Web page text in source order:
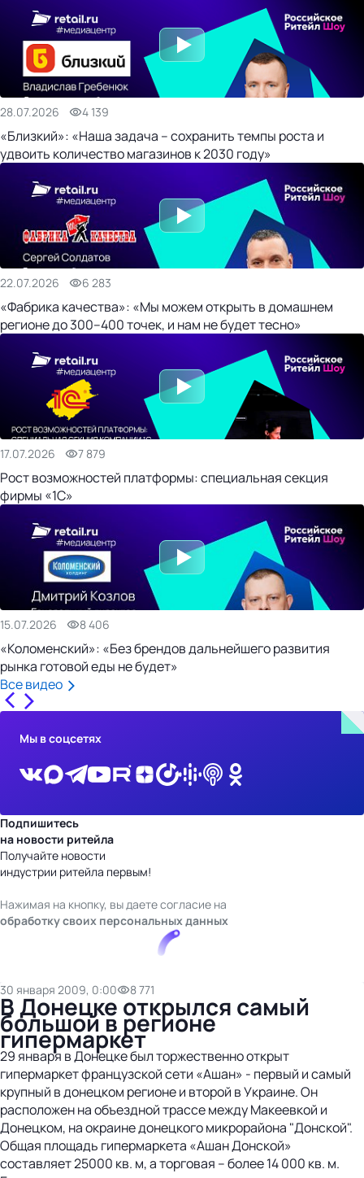
28.07.2026 4 139
«Близкий»: «Наша задача – сохранить темпы роста и
удвоить количество магазинов к 2030 году»
22.07.2026 6 283
«Фабрика качества»: «Мы можем открыть в домашнем
регионе до 300–400 точек, и нам не будет тесно»
17.07.2026 7 879
Рост возможностей платформы: специальная секция
фирмы «1С»
15.07.2026 8 406
«Коломенский»: «Без брендов дальнейшего развития
рынка готовой еды не будет»
Все видео
Мы в соцсетях
Подпишитесь
на новости ритейла
Получайте новости
индустрии ритейла первым!
Нажимая на кнопку, вы даете согласие на
обработку своих персональных данных
30 января 2009, 0:00 8 771
В Донецке открылся самый
большой в регионе
гипермаркет
29 января в Донецке был торжественно открыт
гипермаркет французской сети «Ашан» - первый и самый
крупный в донецком регионе и второй в Украине. Он
расположен на объездной трассе между Макеевкой и
Донецком, на окраине донецкого микрорайона "Донской".
Общая площадь гипермаркета «Ашан Донской»
составляет 25000 кв. м, а торговая – более 14 000 кв. м.